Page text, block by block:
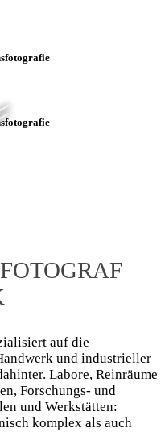
auf die
und industrieller
Labore, Reinräume
Forschungs- und
und Werkstätten:
komplex als auch